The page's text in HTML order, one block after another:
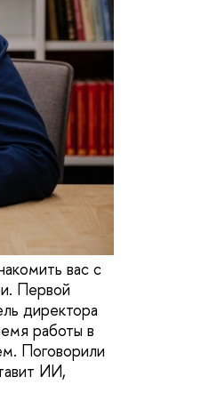
вас с
Первой
директора
работы в
Поговорили
ИИ,